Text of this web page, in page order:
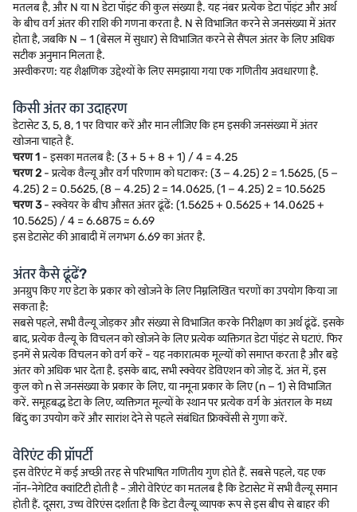
मतलब है, और N या N डेटा पॉइंट की कुल संख्या है. यह नंबर प्रत्येक डेटा पॉइंट और अर्थ
के बीच वर्ग अंतर की राशि की गणना करता है. N से विभाजित करने से जनसंख्या में अंतर
होता है, जबकि N − 1 (बेसल में सुधार) से विभाजित करने से सैंपल अंतर के लिए अधिक
सटीक अनुमान मिलता है.
अस्वीकरण: यह शैक्षणिक उद्देश्यों के लिए समझाया गया एक गणितीय अवधारणा है.
किसी अंतर का उदाहरण
डेटासेट 3, 5, 8, 1 पर विचार करें और मान लीजिए कि हम इसकी जनसंख्या में अंतर
खोजना चाहते हैं.
चरण 1 - इसका मतलब है: (3 + 5 + 8 + 1) / 4 = 4.25
चरण 2 - प्रत्येक वैल्यू और वर्ग परिणाम को घटाकर: (3 − 4.25) 2 = 1.5625, (5 −
4.25) 2 = 0.5625, (8 − 4.25) 2 = 14.0625, (1 − 4.25) 2 = 10.5625
चरण 3- स्क्वेयर के बीच औसत अंतर ढूंढें: (1.5625 + 0.5625 + 14.0625 +
10.5625) / 4 = 6.6875 ≈ 6.69
इस डेटासेट की आबादी में लगभग 6.69 का अंतर है.
अंतर कैसे ढूंढें?
अनग्रुप किए गए डेटा के प्रकार को खोजने के लिए निम्नलिखित चरणों का उपयोग किया जा
सकता है:
सबसे पहले, सभी वैल्यू जोड़कर और संख्या से विभाजित करके निरीक्षण का अर्थ ढूंढें. इसके
बाद, प्रत्येक वैल्यू के विचलन को खोजने के लिए प्रत्येक व्यक्तिगत डेटा पॉइंट से घटाएं. फिर
इनमें से प्रत्येक विचलन को वर्ग करें - यह नकारात्मक मूल्यों को समाप्त करता है और बड़े
अंतर को अधिक भार देता है. इसके बाद, सभी स्क्वेयर डेविएशन को जोड़ दें. अंत में, इस
कुल को n से जनसंख्या के प्रकार के लिए, या नमूना प्रकार के लिए (n − 1) से विभाजित
करें. समूहबद्ध डेटा के लिए, व्यक्तिगत मूल्यों के स्थान पर प्रत्येक वर्ग के अंतराल के मध्य
बिंदु का उपयोग करें और सारांश देने से पहले संबंधित फ्रिक्वेंसी से गुणा करें.
वेरिएंट की प्रॉपर्टी
इस वेरिएंट में कई अच्छी तरह से परिभाषित गणितीय गुण होते हैं. सबसे पहले, यह एक
नॉन-नेगेटिव क्वांटिटी होती है - ज़ीरो वेरिएंट का मतलब है कि डेटासेट में सभी वैल्यू समान
होती हैं. दूसरा, उच्च वेरिएंस दर्शाता है कि डेटा वैल्यू व्यापक रूप से इस बीच से बाहर की